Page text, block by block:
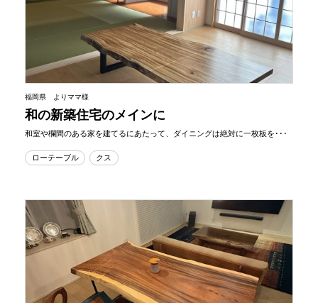
福岡県 よりママ様
和の新築住宅のメインに
和室や欄間のある家を建てるにあたって、ダイニングは絶対に一枚板を･･･
ローテーブル クス